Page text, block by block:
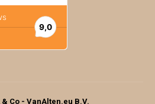
& Co - VanAlten.eu B.V.